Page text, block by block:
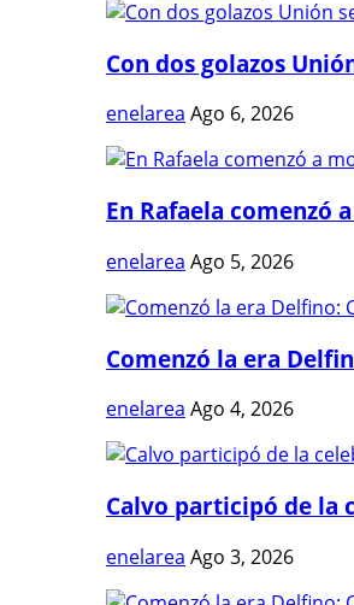
Con dos golazos
enelarea Ago 6, 2026
En Rafaela comenzó
enelarea Ago 5, 2026
Comenzó la era
enelarea Ago 4, 2026
Calvo participó de la
enelarea Ago 3, 2026